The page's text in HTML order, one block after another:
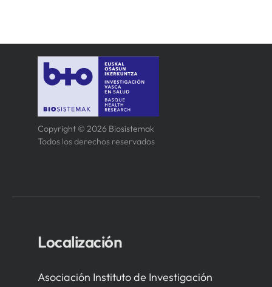
Copyright © 2026 Biosistemak
Todos los derechos reservados
Localización
Asociación Instituto de Investigación